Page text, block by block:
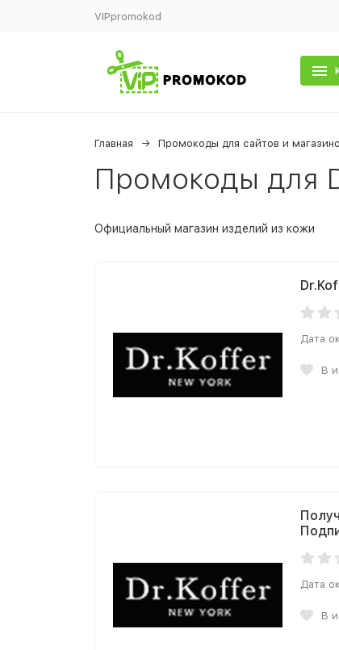
VIPpromokod
Главная Промокоды для сайтов и
Промокоды для
Официальный магазин изделий из кожи
Дата
В
Дата
В